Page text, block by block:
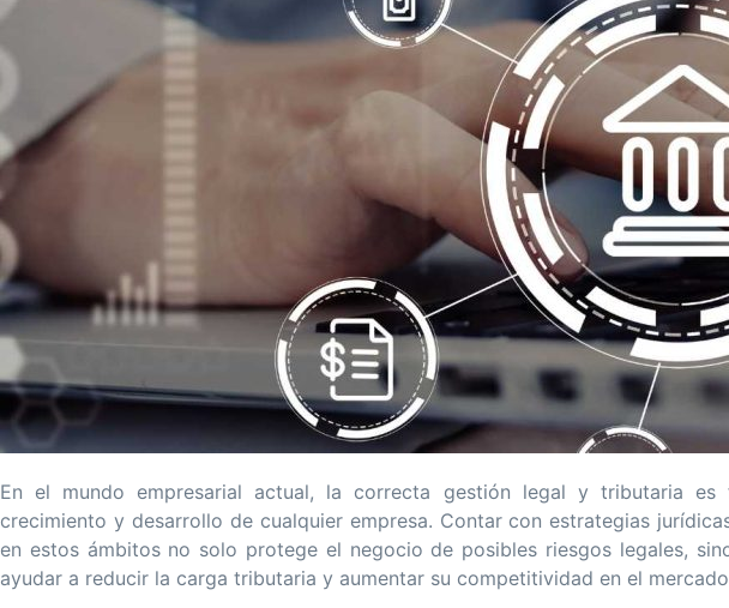
En el mundo empresarial actual, la correcta gestión legal y tributaria es
crecimiento y desarrollo de cualquier empresa. Contar con estrategias
en estos ámbitos no solo protege el negocio de posibles riesgos legales,
ayudar a reducir la carga tributaria y aumentar su competitividad en el